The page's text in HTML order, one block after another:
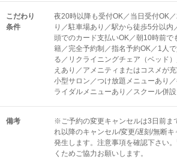
こだわり
条件
夜20時以降も受付OK／当日受付OK
り／駐車場あり／駅から徒歩5分以
頭でのカード支払いOK／朝10時前で
籍／完全予約制／指名予約OK／1人
る／リクライニングチェア（ベッド
えあり／アメニティまたはコスメが
小型サロン／つけ放題メニューあり
ライダルメニューあり／スクール併設
備考
※ご予約の変更キャンセルは3日前ま
れ以降のキャンセル/変更/遅刻/無断
発生します。注意事項を確認下さい
くためご協力お願いします。